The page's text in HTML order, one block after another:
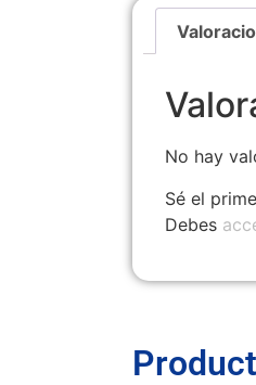
No hay
Sé el
Debes